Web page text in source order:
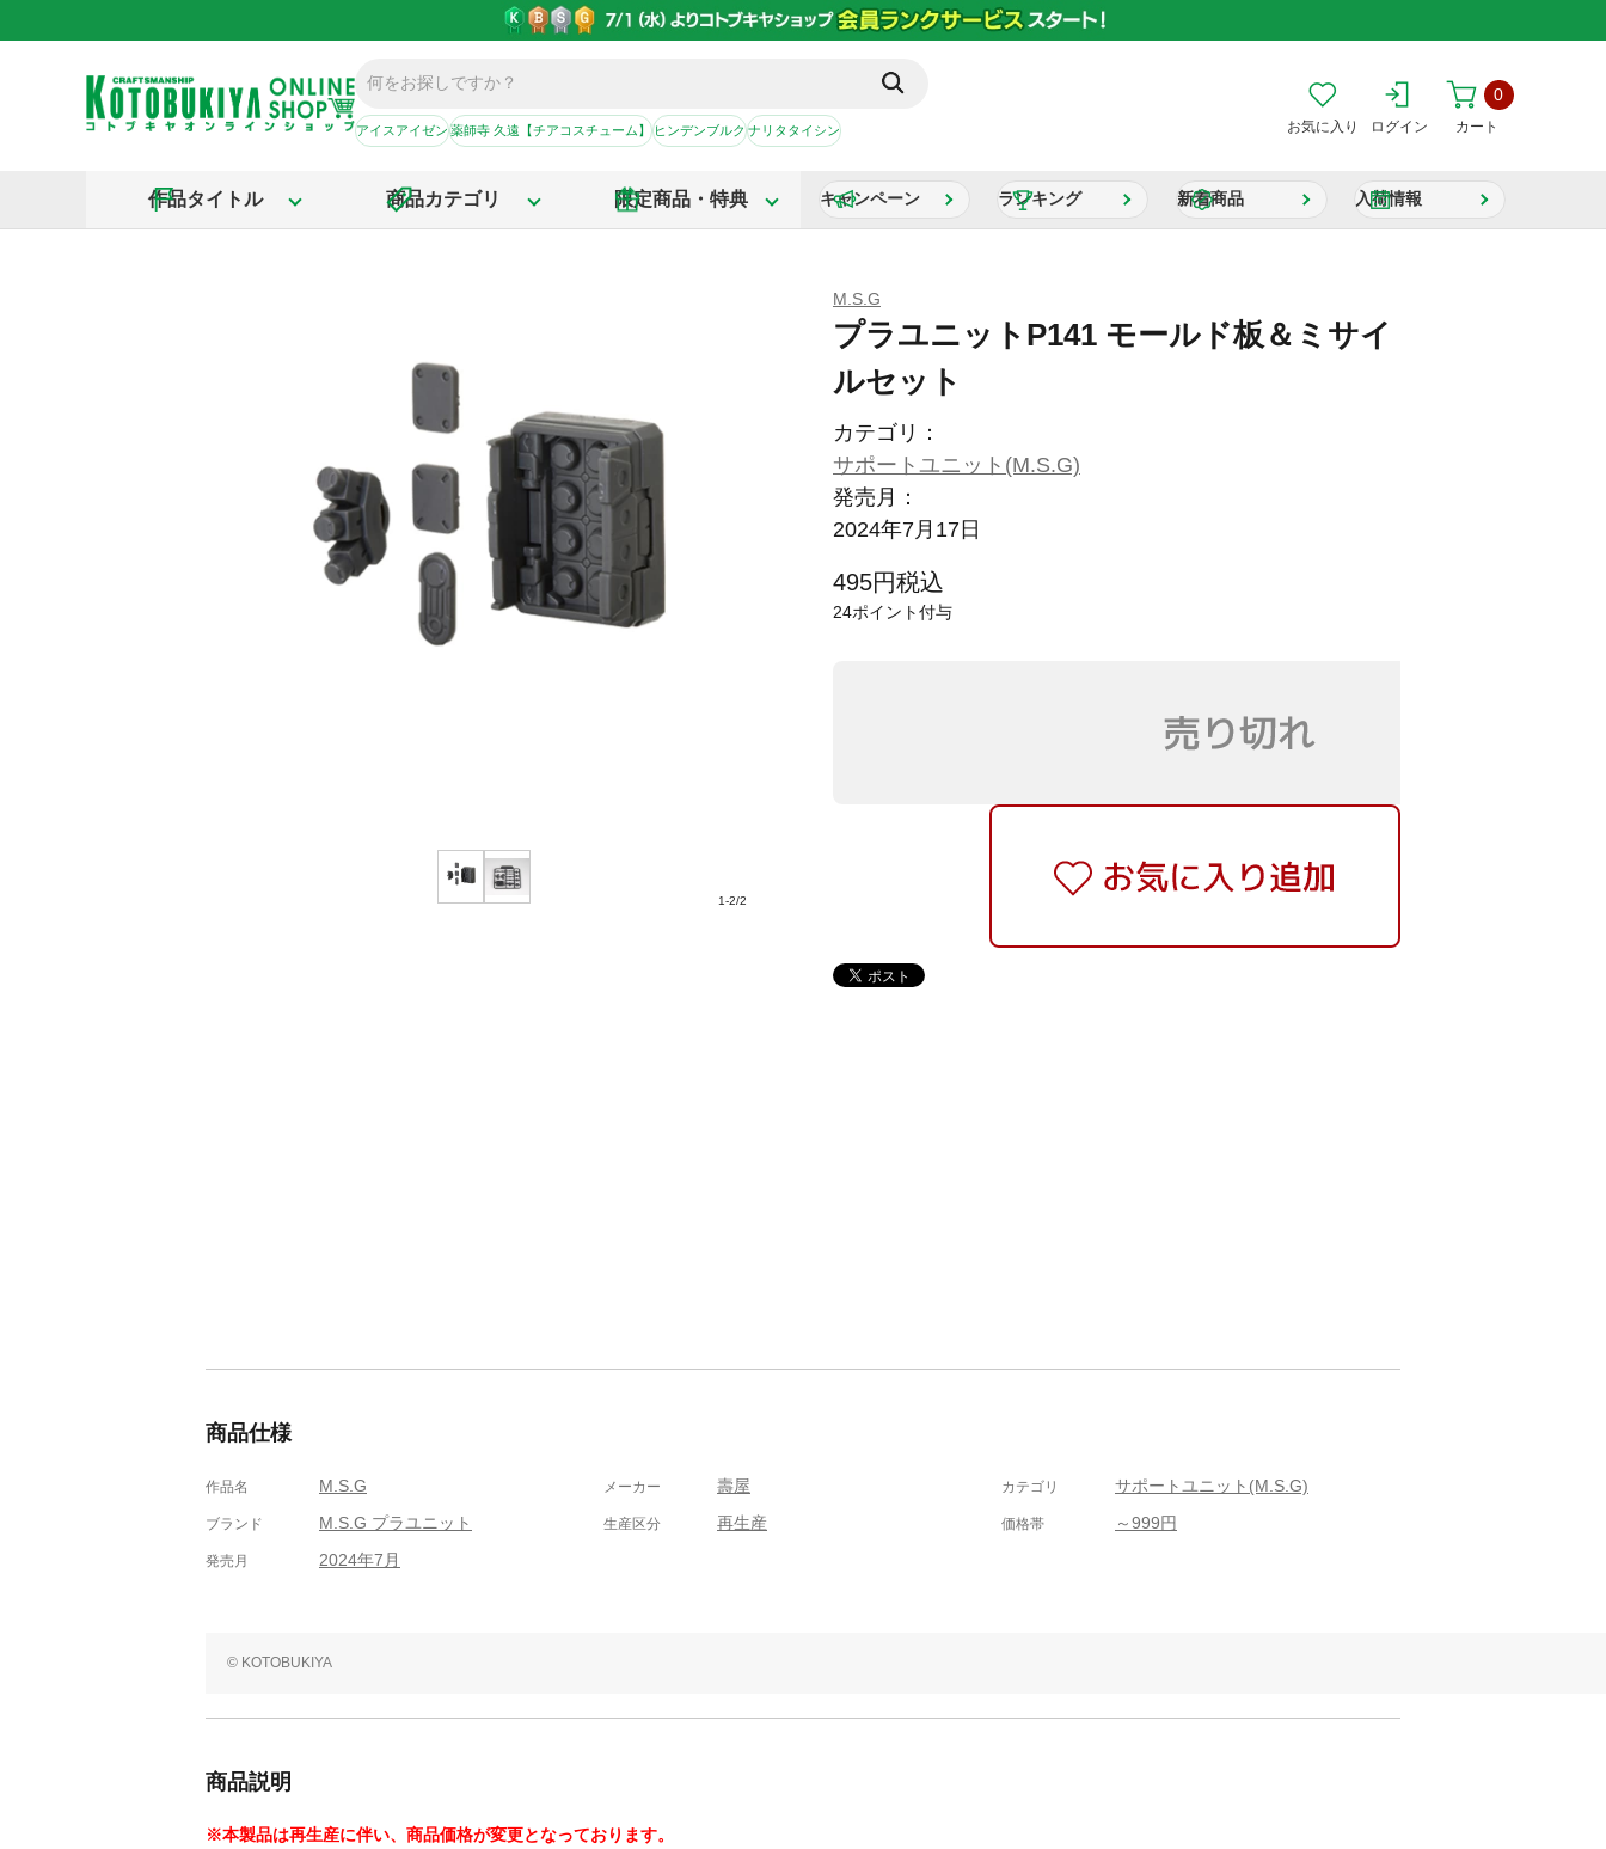
アイスアイゼン薬師寺 久遠【チアコスチューム】ヒンデンブルクナリタタイシン お気に入り ログイン カート
0
作品タイトル 商品カテゴリ 限定商品・特典 キャンペーン ランキング 新着商品 入荷情報
1-2/2
M.S.G
プラユニットP141 モールド板＆ミサイ
ルセット
カテゴリ：
サポートユニット(M.S.G)
発売月：
2024年7月17日
495円税込
24ポイント付与
商品仕様
作品名 M.S.G メーカー 壽屋 カテゴリ サポートユニット(M.S.G)
ブランド M.S.G プラユニット 生産区分 再生産 価格帯 ～999円
発売月 2024年7月
© KOTOBUKIYA
商品説明
※本製品は再生産に伴い、商品価格が変更となっております。